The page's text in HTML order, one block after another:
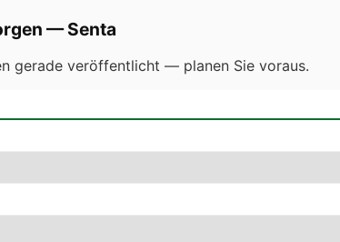
—Senta
gerade veröffentlicht — planen Sie voraus.